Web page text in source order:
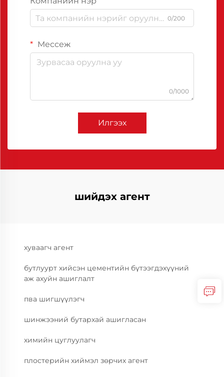
0/200
Мессеж
0/1000
Илгээх
шийдэх агент
хуваагч агент
бутлуурт хийсэн цементийн бүтээгдэхүүний
аж ахуйн ашиглалт
пва шигшүүлэгч
шинжээний бутархай ашигласан
химийн цуглуулагч
плостерийн хиймэл зөрчих агент